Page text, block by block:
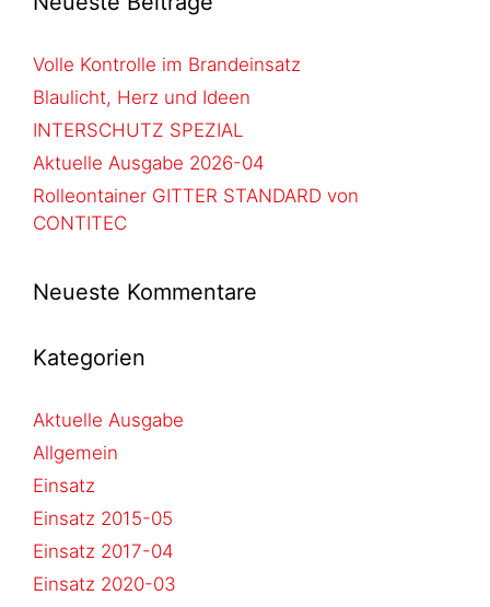
Volle Kontrolle im Brandeinsatz
Blaulicht, Herz und Ideen
INTERSCHUTZ SPEZIAL
Aktuelle Ausgabe 2026-04
Rolleontainer GITTER STANDARD von
CONTITEC
Neueste Kommentare
Kategorien
Aktuelle Ausgabe
Allgemein
Einsatz
Einsatz 2015-05
Einsatz 2017-04
Einsatz 2020-03